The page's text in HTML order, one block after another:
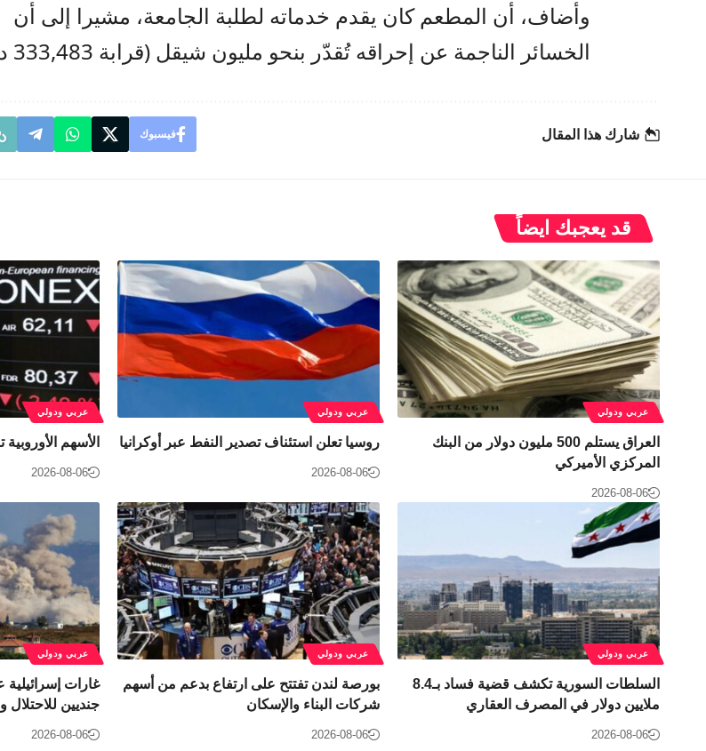
وأضاف، أن المطعم كان يقدم خدماته لطلبة الجامعة، مشيرا إلى أن
الخسائر الناجمة عن إحراقه تُقدّر بنحو مليون شيقل (قرابة 333,483 دولارا).
شارك هذا المقال فيسبوك
قد يعجبك ايضاً
عربي ودولي
العراق يستلم 500 مليون دولار من البنك
المركزي الأميركي
2026-08-06
عربي ودولي
روسيا تعلن استئناف تصدير النفط عبر أوكرانيا
2026-08-06
عربي ودولي
الأسهم
2026-08-06
عربي ودولي
السلطات السورية تكشف قضية فساد بـ8.4
ملايين دولار في المصرف العقاري
2026-08-06
عربي ودولي
بورصة لندن تفتتح على ارتفاع بدعم من أسهم
شركات البناء والإسكان
2026-08-06
عربي ودولي
غارات
جنديين
2026-08-06